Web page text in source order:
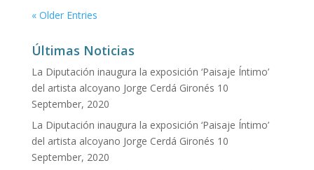
« Older Entries
Últimas Noticias
La Diputación inaugura la exposición ‘Paisaje Íntimo’
del artista alcoyano Jorge Cerdá Gironés 10
September, 2020
La Diputación inaugura la exposición ‘Paisaje Íntimo’
del artista alcoyano Jorge Cerdá Gironés 10
September, 2020